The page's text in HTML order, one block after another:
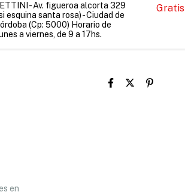
- Av. figueroa alcorta 329
esquina santa rosa) - Ciudad de
(Cp: 5000) Horario de
a viernes, de 9 a 17hs.
Gratis
en